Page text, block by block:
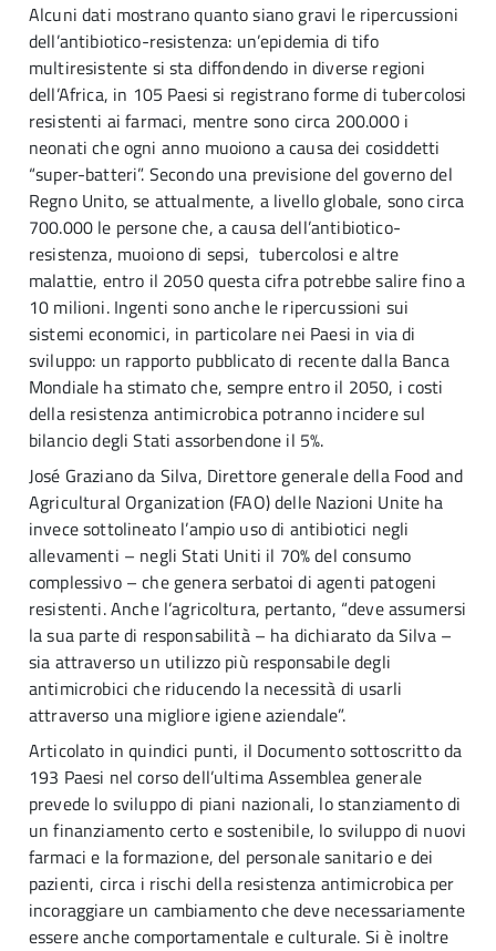
Alcuni dati mostrano quanto siano gravi le ripercussioni
dell’antibiotico-resistenza: un’epidemia di tifo
multiresistente si sta diffondendo in diverse regioni
dell’Africa, in 105 Paesi si registrano forme di tubercolosi
resistenti ai farmaci, mentre sono circa 200.000 i
neonati che ogni anno muoiono a causa dei cosiddetti
“super-batteri”. Secondo una previsione del governo del
Regno Unito, se attualmente, a livello globale, sono circa
700.000 le persone che, a causa dell’antibiotico-
resistenza, muoiono di sepsi, tubercolosi e altre
malattie, entro il 2050 questa cifra potrebbe salire fino a
10 milioni. Ingenti sono anche le ripercussioni sui
sistemi economici, in particolare nei Paesi in via di
sviluppo: un rapporto pubblicato di recente dalla Banca
Mondiale ha stimato che, sempre entro il 2050, i costi
della resistenza antimicrobica potranno incidere sul
bilancio degli Stati assorbendone il 5%.
José Graziano da Silva, Direttore generale della Food and
Agricultural Organization (FAO) delle Nazioni Unite ha
invece sottolineato l’ampio uso di antibiotici negli
allevamenti – negli Stati Uniti il 70% del consumo
complessivo – che genera serbatoi di agenti patogeni
resistenti. Anche l’agricoltura, pertanto, “deve assumersi
la sua parte di responsabilità – ha dichiarato da Silva –
sia attraverso un utilizzo più responsabile degli
antimicrobici che riducendo la necessità di usarli
attraverso una migliore igiene aziendale”.
Articolato in quindici punti, il Documento sottoscritto da
193 Paesi nel corso dell’ultima Assemblea generale
prevede lo sviluppo di piani nazionali, lo stanziamento di
un finanziamento certo e sostenibile, lo sviluppo di nuovi
farmaci e la formazione, del personale sanitario e dei
pazienti, circa i rischi della resistenza antimicrobica per
incoraggiare un cambiamento che deve necessariamente
essere anche comportamentale e culturale. Si è inoltre